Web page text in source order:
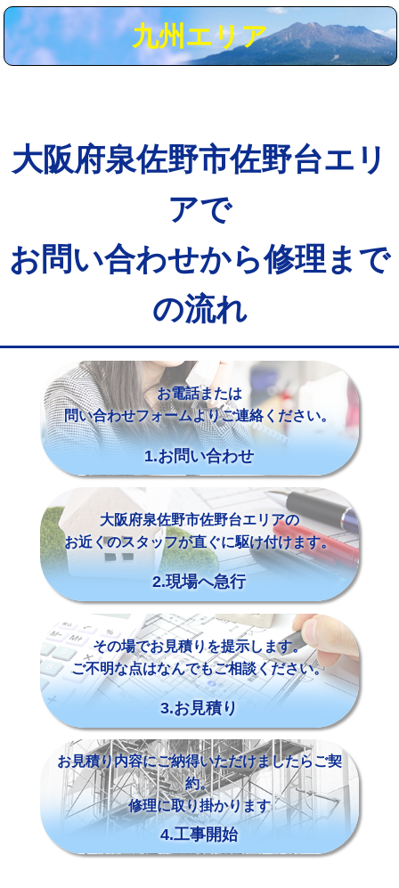
九州エリア
大阪府泉佐野市佐野台エリ
アで
お問い合わせから修理まで
の流れ
お電話または
問い合わせフォームよりご連絡ください。
1.お問い合わせ
大阪府泉佐野市佐野台エリアの
お近くのスタッフが直ぐに駆け付けます。
2.現場へ急行
その場でお見積りを提示します。
ご不明な点はなんでもご相談ください。
3.お見積り
お見積り内容にご納得いただけましたらご契
約。
修理に取り掛かります
4.工事開始